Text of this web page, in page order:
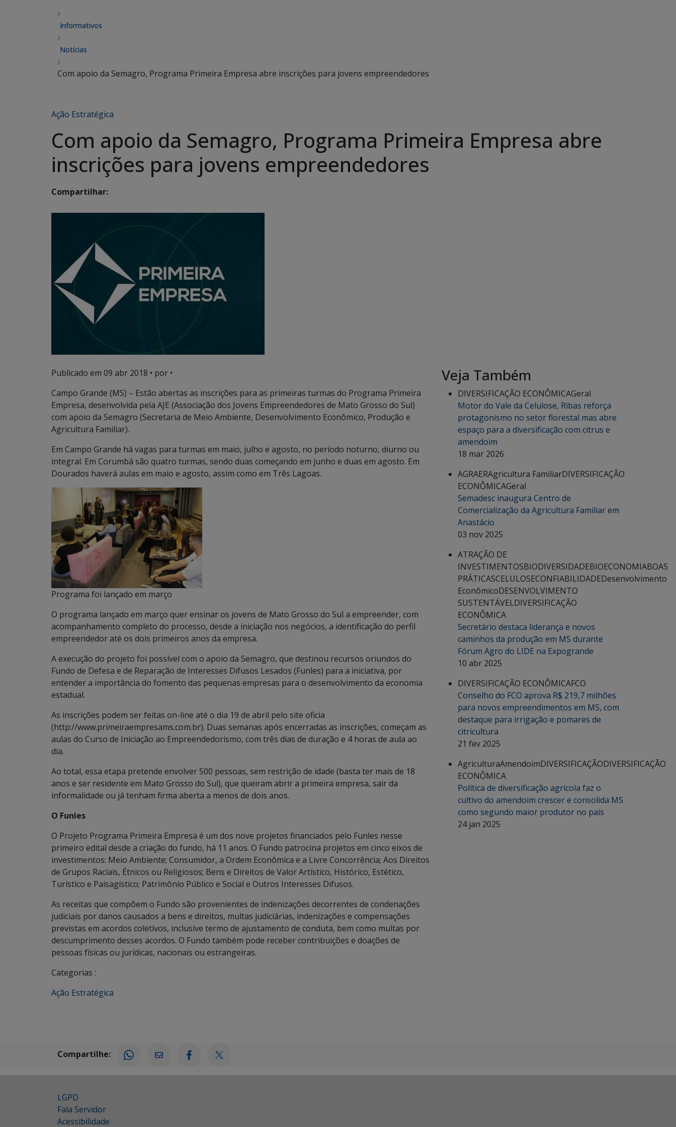
Informativos
Notícias
Com apoio da Semagro, Programa Primeira Empresa abre inscrições para jovens empreendedores
Ação Estratégica
Com apoio da Semagro, Programa Primeira Empresa abre
inscrições para jovens empreendedores
Compartilhar:
Publicado em 09 abr 2018 • por •
Campo Grande (MS) – Estão abertas as inscrições para as primeiras turmas do Programa Primeira
Empresa, desenvolvida pela AJE (Associação dos Jovens Empreendedores de Mato Grosso do Sul)
com apoio da Semagro (Secretaria de Meio Ambiente, Desenvolvimento Econômico, Produção e
Agricultura Familiar).
Em Campo Grande há vagas para turmas em maio, julho e agosto, no período noturno, diurno ou
integral. Em Corumbá são quatro turmas, sendo duas começando em junho e duas em agosto. Em
Dourados haverá aulas em maio e agosto, assim como em Três Lagoas.
Programa foi lançado em março
O programa lançado em março quer ensinar os jovens de Mato Grosso do Sul a empreender, com
acompanhamento completo do processo, desde a iniciação nos negócios, a identificação do perfil
empreendedor até os dois primeiros anos da empresa.
A execução do projeto foi possível com o apoio da Semagro, que destinou recursos oriundos do
Fundo de Defesa e de Reparação de Interesses Difusos Lesados (Funles) para a iniciativa, por
entender a importância do fomento das pequenas empresas para o desenvolvimento da economia
estadual.
As inscrições podem ser feitas on-line até o dia 19 de abril pelo site oficia
(http://www.primeiraempresams.com.br). Duas semanas após encerradas as inscrições, começam as
aulas do Curso de Iniciação ao Empreendedorismo, com três dias de duração e 4 horas de aula ao
dia.
Ao total, essa etapa pretende envolver 500 pessoas, sem restrição de idade (basta ter mais de 18
anos e ser residente em Mato Grosso do Sul), que queiram abrir a primeira empresa, sair da
informalidade ou já tenham firma aberta a menos de dois anos.
O Funles
O Projeto Programa Primeira Empresa é um dos nove projetos financiados pelo Funles nesse
primeiro edital desde a criação do fundo, há 11 anos. O Fundo patrocina projetos em cinco eixos de
investimentos: Meio Ambiente; Consumidor, a Ordem Econômica e a Livre Concorrência; Aos Direitos
de Grupos Raciais, Étnicos ou Religiosos; Bens e Direitos de Valor Artístico, Histórico, Estético,
Turístico e Paisagístico; Patrimônio Público e Social e Outros Interesses Difusos.
As receitas que compõem o Fundo são provenientes de indenizações decorrentes de condenações
judiciais por danos causados a bens e direitos, multas judiciárias, indenizações e compensações
previstas em acordos coletivos, inclusive termo de ajustamento de conduta, bem como multas por
descumprimento desses acordos. O Fundo também pode receber contribuições e doações de
pessoas físicas ou jurídicas, nacionais ou estrangeiras.
Categorias :
Ação Estratégica
Veja Também
DIVERSIFICAÇÃO ECONÔMICAGeral
Motor do Vale da Celulose, Ribas reforça
protagonismo no setor florestal mas abre
espaço para a diversificação com citrus e
amendoim
18 mar 2026
AGRAERAgricultura FamiliarDIVERSIFICAÇÃO
ECONÔMICAGeral
Semadesc inaugura Centro de
Comercialização da Agricultura Familiar em
Anastácio
03 nov 2025
ATRAÇÃO DE
INVESTIMENTOSBIODIVERSIDADEBIOECONOMIABOAS
PRÁTICASCELULOSECONFIABILIDADEDesenvolvimento
EconômicoDESENVOLVIMENTO
SUSTENTÁVELDIVERSIFICAÇÃO
ECONÔMICA
Secretário destaca liderança e novos
caminhos da produção em MS durante
Fórum Agro do LIDE na Expogrande
10 abr 2025
DIVERSIFICAÇÃO ECONÔMICAFCO
Conselho do FCO aprova R$ 219,7 milhões
para novos empreendimentos em MS, com
destaque para irrigação e pomares de
citricultura
21 fev 2025
AgriculturaAmendoimDIVERSIFICAÇÃODIVERSIFICAÇÃO
ECONÔMICA
Política de diversificação agrícola faz o
cultivo do amendoim crescer e consolida MS
como segundo maior produtor no país
24 jan 2025
Compartilhe:
LGPD
Fala Servidor
Acessibilidade